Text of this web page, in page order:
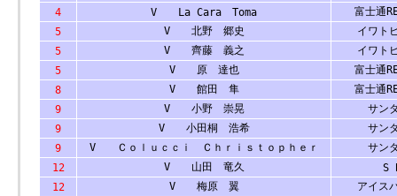
4
V La Cara Toma
富士通
5
V 北野 郷史
イワト
5
V 齊藤 義之
イワト
5
V 原 達也
富士通
8
V 館田 隼
富士通
9
V 小野 崇晃
サン
9
V 小田桐 浩希
サン
9
V Ｃｏｌｕｃｃｉ Ｃｈｒｉｓｔｏｐｈｅｒ
サン
12
V 山田 竜久
S
12
V 梅原 翼
アイス